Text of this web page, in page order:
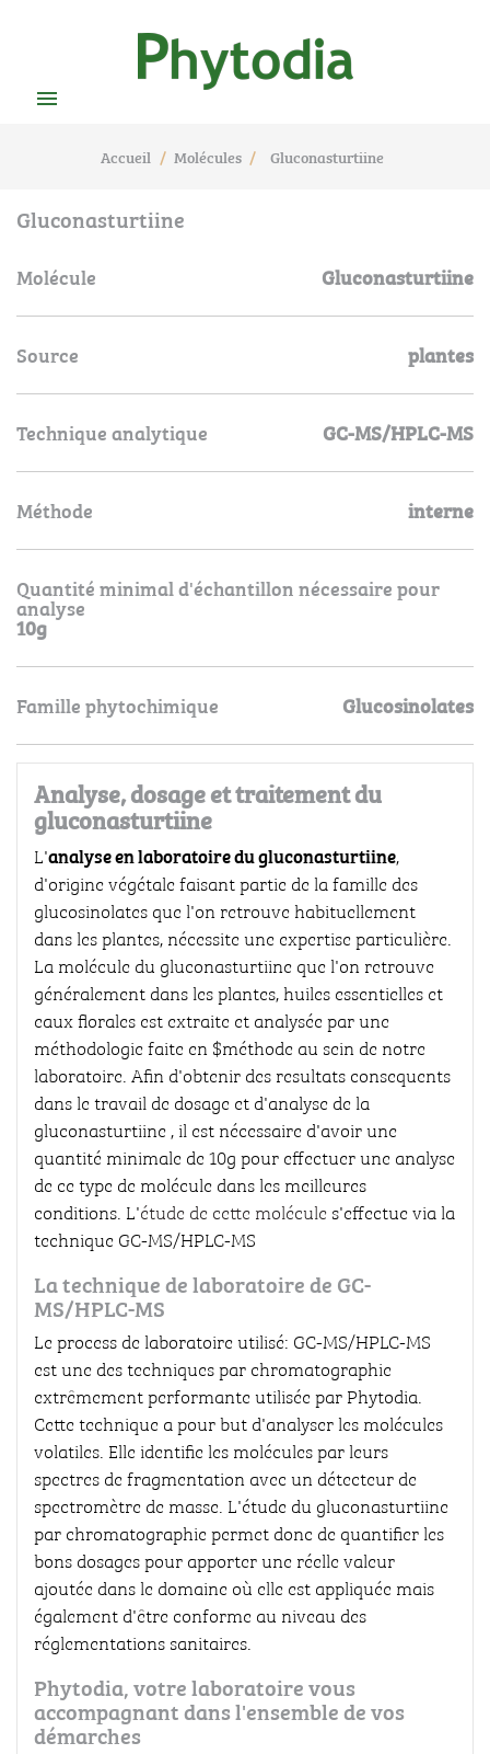

Accueil Molécules Gluconasturtiine
Gluconasturtiine
Analyse, dosage et traitement du
gluconasturtiine
L'analyse en laboratoire du gluconasturtiine,
d'origine végétale faisant partie de la famille des
glucosinolates que l'on retrouve habituellement
dans les plantes, nécessite une expertise particulière.
La molécule du gluconasturtiine que l'on retrouve
généralement dans les plantes, huiles essentielles et
eaux florales est extraite et analysée par une
méthodologie faite en $méthode au sein de notre
laboratoire. Afin d'obtenir des resultats consequents
dans le travail de dosage et d'analyse de la
gluconasturtiine , il est nécessaire d'avoir une
quantité minimale de 10g pour effectuer une analyse
de ce type de molécule dans les meilleures
conditions. L'étude de cette molécule s'effectue via la
technique GC-MS/HPLC-MS
La technique de laboratoire de GC-
MS/HPLC-MS
Le process de laboratoire utilisé: GC-MS/HPLC-MS
est une des techniques par chromatographie
extrêmement performante utilisée par Phytodia.
Cette technique a pour but d'analyser les molécules
volatiles. Elle identifie les molécules par leurs
spectres de fragmentation avec un détecteur de
spectromètre de masse. L'étude du gluconasturtiine
par chromatographie permet donc de quantifier les
bons dosages pour apporter une réelle valeur
ajoutée dans le domaine où elle est appliquée mais
également d'être conforme au niveau des
réglementations sanitaires.
Phytodia, votre laboratoire vous
accompagnant dans l'ensemble de vos
démarches
Molécule Gluconasturtiine
Source plantes
Technique analytique GC-MS/HPLC-MS
Méthode interne
Quantité minimal d'échantillon nécessaire pour
analyse
10g
Famille phytochimique Glucosinolates